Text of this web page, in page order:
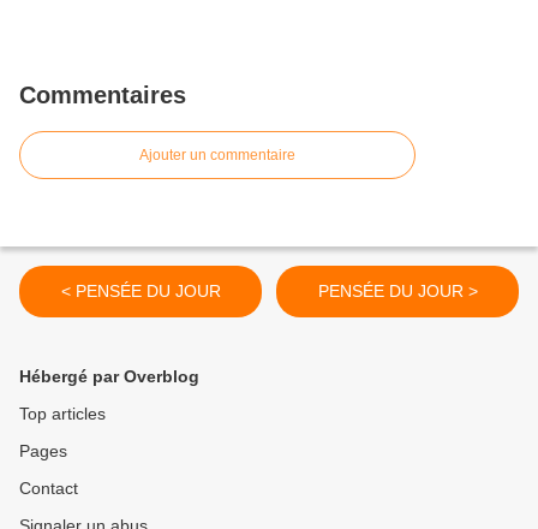
Commentaires
Ajouter un commentaire
< PENSÉE DU JOUR PENSÉE DU JOUR >
Hébergé par Overblog
Top articles
Pages
Contact